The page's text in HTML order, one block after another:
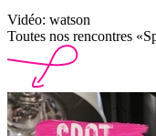
Vidéo: watson
Toutes nos rencontres